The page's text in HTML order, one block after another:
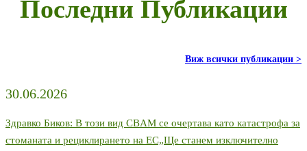
Последни Публикации
Виж всички публикации >
30.06.2026
Здравко Биков: В този вид CBAM се очертава като катастрофа за
стоманата и рециклирането на ЕС„Ще станем изключително